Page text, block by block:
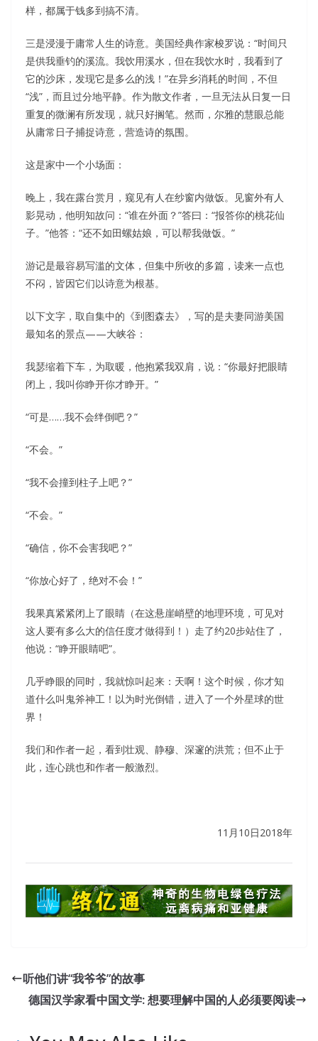
样，都属于钱多到搞不清。
三是浸漫于庸常人生的诗意。美国经典作家梭罗说：“时间只
是供我垂钓的溪流。我饮用溪水，但在我饮水时，我看到了
它的沙床，发现它是多么的浅！”在异乡消耗的时间，不但
“浅”，而且过分地平静。作为散文作者，一旦无法从日复一日
重复的微澜有所发现，就只好搁笔。然而，尔雅的慧眼总能
从庸常日子捕捉诗意，营造诗的氛围。
这是家中一个小场面：
晚上，我在露台赏月，窥见有人在纱窗内做饭。见窗外有人
影晃动，他明知故问：“谁在外面？”答曰：“报答你的桃花仙
子。”他答：“还不如田螺姑娘，可以帮我做饭。”
游记是最容易写滥的文体，但集中所收的多篇，读来一点也
不闷，皆因它们以诗意为根基。
以下文字，取自集中的《到图森去》，写的是夫妻同游美国
最知名的景点——大峡谷：
我瑟缩着下车，为取暖，他抱紧我双肩，说：“你最好把眼睛
闭上，我叫你睁开你才睁开。”
“可是……我不会绊倒吧？”
“不会。”
“我不会撞到柱子上吧？”
“不会。”
“确信，你不会害我吧？”
“你放心好了，绝对不会！”
我果真紧紧闭上了眼睛（在这悬崖峭壁的地理环境，可见对
这人要有多么大的信任度才做得到！）走了约20步站住了，
他说：“睁开眼睛吧”。
几乎睁眼的同时，我就惊叫起来：天啊！这个时候，你才知
道什么叫鬼斧神工！以为时光倒错，进入了一个外星球的世
界！
我们和作者一起，看到壮观、静穆、深邃的洪荒；但不止于
此，连心跳也和作者一般激烈。
11月10日2018年
听他们讲“我爷爷”的故事
德国汉学家看中国文学: 想要理解中国的人必须要阅读